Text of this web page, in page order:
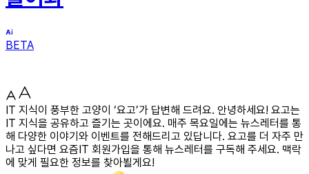
BETA
IT 지식이 풍부한 고양이 ‘요고’가 답변해 드려요. 안녕하세요! 요고는
IT 지식을 공유하고 즐기는 곳이에요. 매주 목요일에는 뉴스레터를 통
해 다양한 이야기와 이벤트를 전해드리고 있답니다. 요고를 더 자주 만
나고 싶다면 요즘IT 회원가입을 통해 뉴스레터를 구독해 주세요. 맥락
에 맞게 필요한 정보를 찾아뵐게요!